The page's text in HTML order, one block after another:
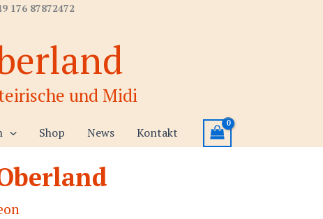
176 87872472
und Midi
Shop News Kontakt